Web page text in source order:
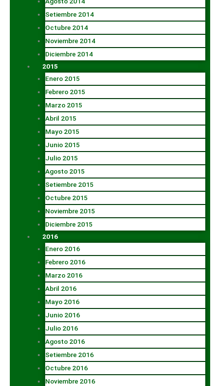
Setiembre 2014
Octubre 2014
Noviembre 2014
Diciembre 2014
2015
Enero 2015
Febrero 2015
Marzo 2015
Abril 2015
Mayo 2015
Junio 2015
Julio 2015
Agosto 2015
Setiembre 2015
Octubre 2015
Noviembre 2015
Diciembre 2015
2016
Enero 2016
Febrero 2016
Marzo 2016
Abril 2016
Mayo 2016
Junio 2016
Julio 2016
Agosto 2016
Setiembre 2016
Octubre 2016
Noviembre 2016